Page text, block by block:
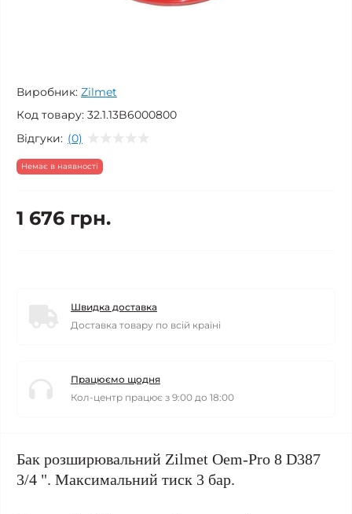
Виробник: Zilmet
Код товару: 32.1.13B6000800
Відгуки: (0)
Немає в наявності
1 676 грн.
Швидка доставка
Доставка товару по всій країні
Працюємо щодня
Кол-центр працює з 9:00 до 18:00
Бак розширювальний Zilmet Oem-Pro 8 D387
3/4 ". Максимальний тиск 3 бар.